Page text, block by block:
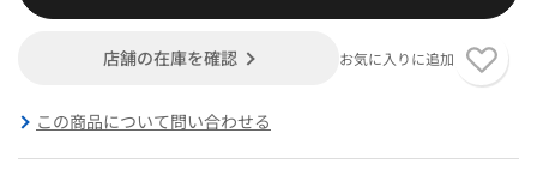
店舗の在庫を確認 お気に入りに追加
この商品について問い合わせる